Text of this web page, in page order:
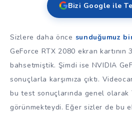
Bizi Google ile
Sizlere daha önce sunduğumuz
GeForce RTX 2080 ekran kartının
bahsetmiştik. Şimdi ise NVIDIA
sonuçlarla karşımıza çıktı.
bu test sonuçlarında genel olarak
görünmekteydi. Eğer sizler de bu